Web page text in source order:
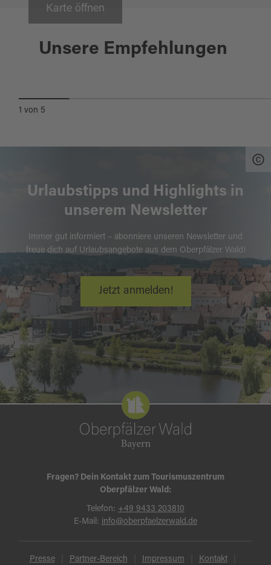
Karte öffnen
Unsere Empfehlungen
Moosbach
1 von 5
Urlaubstipps und Highlights in
unserem Newsletter
Immer gut informiert – abonniere unseren Newsletter und
freue dich auf Urlaubsangebote aus dem Oberpfälzer Wald!
Jetzt anmelden!
Fragen? Dein Kontakt zum Tourismuszentrum
Oberpfälzer Wald:
Telefon: +49 9433 203810
E-Mail: info@oberpfaelzerwald.de
Presse Partner-Bereich Impressum Kontakt